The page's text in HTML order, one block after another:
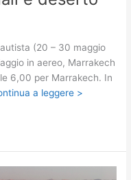
(20 – 30 maggio
in aereo, Marrakech
6,00 per Marrakech. In
a leggere >